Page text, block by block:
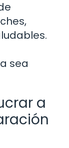
sea
a